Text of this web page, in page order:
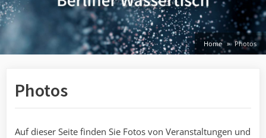
Home Photos
Photos
Auf dieser Seite finden Sie Fotos von Veranstaltungen und